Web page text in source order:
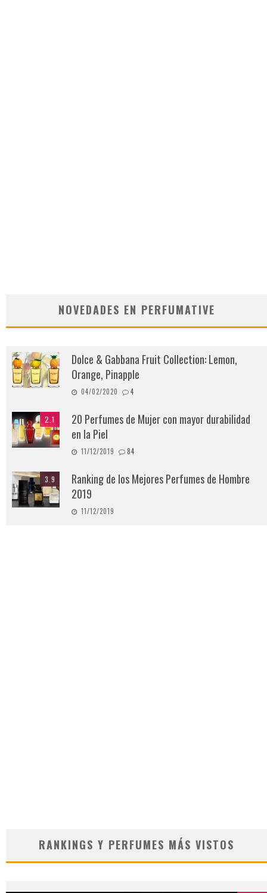
NOVEDADES EN PERFUMATIVE
Dolce & Gabbana Fruit Collection: Lemon,
Orange, Pinapple
04/02/2020 4
2.1
20 Perfumes de Mujer con mayor durabilidad
en la Piel
11/12/2019 84
3.9
Ranking de los Mejores Perfumes de Hombre
2019
11/12/2019
RANKINGS Y PERFUMES MÁS VISTOS